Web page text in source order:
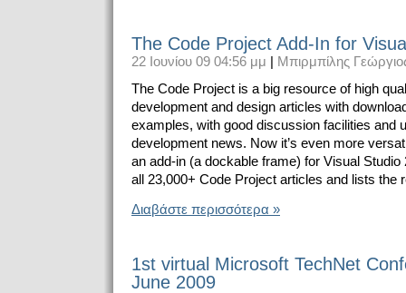
The Code Project Add-In for
22 Ιουνίου 09 04:56 μμ
Μπιρμπίλης
The Code Project is a big resource of high
development and design articles with
examples, with good discussion facilities and
development news. Now it’s even more
an add-in (a dockable frame) for Visual
all 23,000+ Code Project articles and lists the
Διαβάστε περισσότερα »
1st virtual Microsoft TechNet
June 2009